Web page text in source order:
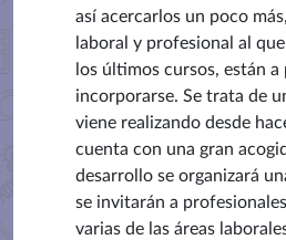
así acercarlos un poco
laboral y profesional al
los últimos cursos, están
incorporarse. Se trata de
viene realizando desde
cuenta con una gran
desarrollo se organizará
se invitarán a
varias de las áreas